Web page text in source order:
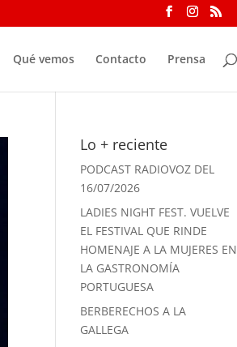
Qué vemos Contacto Prensa
Lo + reciente
PODCAST RADIOVOZ DEL
16/07/2026
LADIES NIGHT FEST. VUELVE
EL FESTIVAL QUE RINDE
HOMENAJE A LA MUJERES EN
LA GASTRONOMÍA
PORTUGUESA
BERBERECHOS A LA
GALLEGA